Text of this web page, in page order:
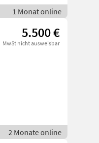
1 Monat online
5.500 €
MwSt nicht ausweisbar
2 Monate online